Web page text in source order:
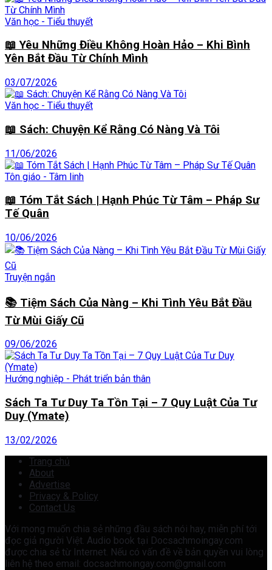
Văn học - Tiểu thuyết
📖 Yêu Những Điều Không Hoàn Hảo – Khi Bình
Yên Bắt Đầu Từ Chính Mình
03/07/2026
Văn học - Tiểu thuyết
📖 Sách: Chuyện Kể Rằng Có Nàng Và Tôi
11/06/2026
Tôn giáo - Tâm linh
📖 Tóm Tắt Sách | Hạnh Phúc Từ Tâm – Pháp Sư
Tế Quân
10/06/2026
Truyện ngắn
📚 Tiệm Sách Của Nàng – Khi Tình Yêu Bắt Đầu
Từ Mùi Giấy Cũ
09/06/2026
Hướng nghiệp - Phát triển bản thân
Sách Ta Tư Duy Ta Tồn Tại – 7 Quy Luật Của Tư
Duy (Ymate)
13/02/2026
Trang chủ
About
Advertise
Privacy & Policy
Contact Us
Với mong muốn chia sẻ những đầu sách nói hay, miễn phí tới
đọc giả người Việt. Audio book tại Docsachmoingay.com
được chia sẻ từ Internet. Nếu có vấn đề về bản quyền vui lòng
liên hệ theo email: docsachmoingay.com@gmail.com